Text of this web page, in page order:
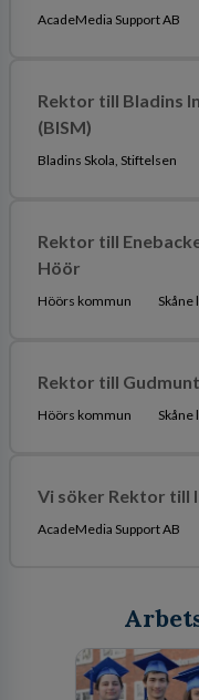
AcadeMedia Support AB
Rektor till Bladins
(BISM)
Bladins Skola, Stiftelsen
Rektor till
Höör
Höörs kommun Skåne
Rektor till
Höörs kommun Skåne
Vi söker Rektor till
AcadeMedia Support AB